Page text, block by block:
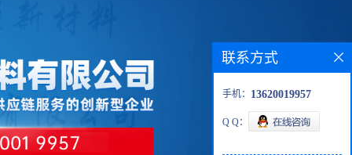
联系方式
手机： 13620019957
Q Q：